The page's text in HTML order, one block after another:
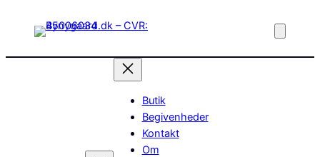
Butik
Begivenheder
Kontakt
Om